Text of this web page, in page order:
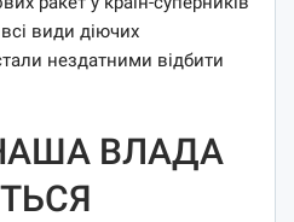
види діючих
нездатними відбити
ВЛАДА